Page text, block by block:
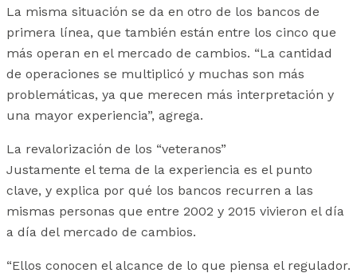
La misma situación se da en otro de los bancos de
primera línea, que también están entre los cinco que
más operan en el mercado de cambios. “La cantidad
de operaciones se multiplicó y muchas son más
problemáticas, ya que merecen más interpretación y
una mayor experiencia”, agrega.
La revalorización de los “veteranos”
Justamente el tema de la experiencia es el punto
clave, y explica por qué los bancos recurren a las
mismas personas que entre 2002 y 2015 vivieron el día
a día del mercado de cambios.
“Ellos conocen el alcance de lo que piensa el regulador.